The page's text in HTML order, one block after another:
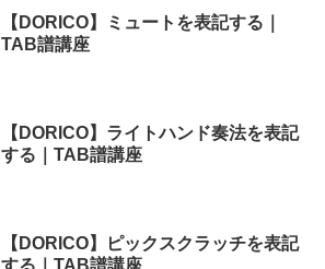
【DORICO】ミュートを表記する｜
TAB譜講座
【DORICO】ライトハンド奏法を表記
する｜TAB譜講座
【DORICO】ピックスクラッチを表記